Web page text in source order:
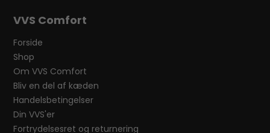
VVS Comfort
Forside
Shop
Om VVS Comfort
Bliv en del af kæden
Handelsbetingelser
Din VVS'er
Fortrydelsesret og returnering